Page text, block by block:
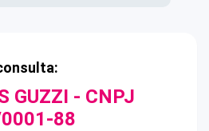
GUZZI - CNPJ
88